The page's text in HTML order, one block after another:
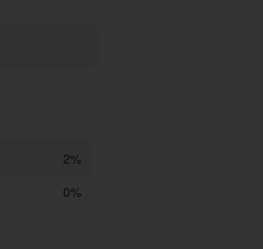
2%
0%